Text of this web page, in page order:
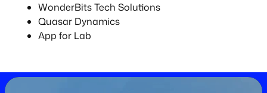
WonderBits Tech Solutions
Quasar Dynamics
App for Lab